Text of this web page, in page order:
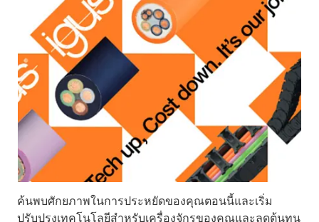
ค้นพบศักยภาพในการประหยัดของคุณตอนนี้และเริ่ม
ปรับปรุงเทคโนโลยีสำหรับเครื่องจักรของคุณและลดต้นทุน